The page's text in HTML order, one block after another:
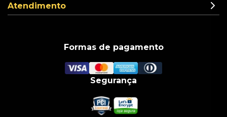
Atendimento
Formas de pagamento
Segurança